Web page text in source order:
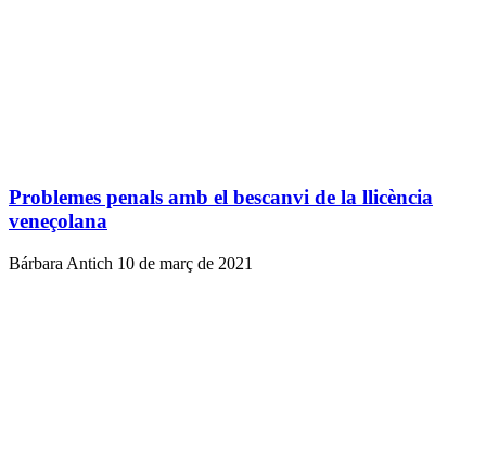
Problemes penals amb el bescanvi de la llicència
veneçolana
Bárbara Antich 10 de març de 2021